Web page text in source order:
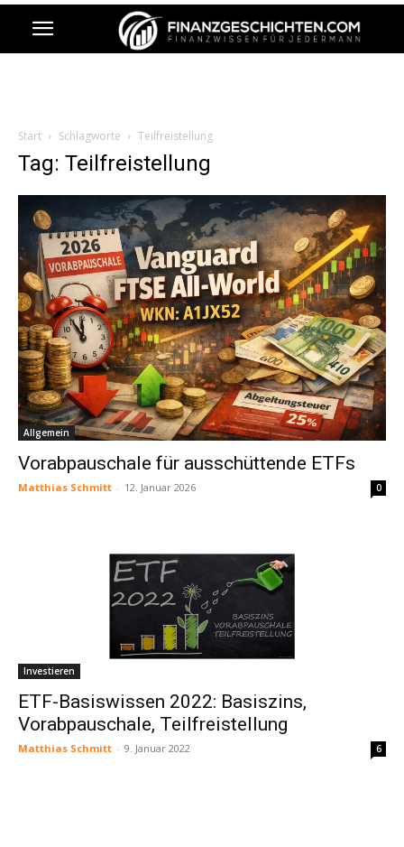
Start Schlagworte Teilfreistellung
Tag: Teilfreistellung
Allgemein
Vorabpauschale für ausschüttende ETFs
Matthias Schmitt - 12. Januar 2026 0
Investieren
ETF-Basiswissen 2022: Basiszins,
Vorabpauschale, Teilfreistellung
Matthias Schmitt - 9. Januar 2022 6